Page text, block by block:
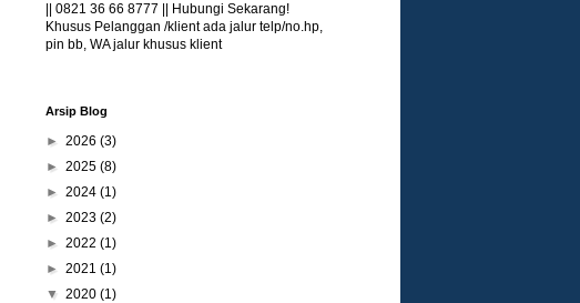
|| 0821 36 66 8777 || Hubungi Sekarang!
Khusus Pelanggan /klient ada jalur telp/no.hp,
pin bb, WA jalur khusus klient
Arsip Blog
► 2026 (3)
► 2025 (8)
► 2024 (1)
► 2023 (2)
► 2022 (1)
► 2021 (1)
▼ 2020 (1)